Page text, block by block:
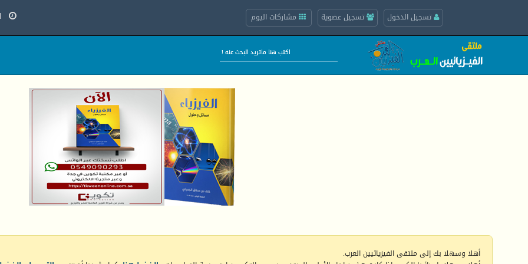
تسجيل الدخول تسجيل عضوية مشاركات اليوم
أهلا وسهلا بك إلى ملتقى الفيزيائيين العرب.